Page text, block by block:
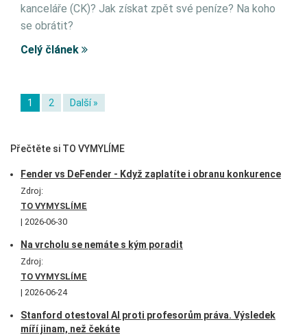
kanceláře (CK)? Jak získat zpět své peníze? Na koho
se obrátit?
Celý článek
1 2 Další »
Přečtěte si TO VYMYLÍME
Fender vs DeFender - Když zaplatíte i obranu konkurence
Zdroj:
TO VYMYSLÍME
2026-06-30
Na vrcholu se nemáte s kým poradit
Zdroj:
TO VYMYSLÍME
2026-06-24
Stanford otestoval AI proti profesorům práva. Výsledek
míří jinam, než čekáte